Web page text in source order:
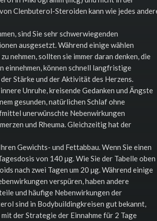
Clenbuterol-Steroiden kann wie jedes
sind Sie sehr schwerwiegenden
ausgesetzt. Während einige wählen
nehmen, sollten sie immer daran denken, die
einnehmen, können schnell langfristige
Stärke und der Aktivität des Herzens.
Unruhe, kreisende Gedanken und Ängste
gesunden, natürlichen Schlaf ohne
unerwünschte Nebenwirkungen
und Rheuma. Gleichzeitig hat der
Gewichts- und Fettabbau. Wenn Sie einen
von 140 µg. Wie Sie der Tabelle oben
nach zwei Tagen um 20 µg. Während einige
verspüren, haben andere
und häufige Nebenwirkungen der
sind in Bodybuildingkreisen gut bekannt,
der Strategie der Einnahme für 2 Tage